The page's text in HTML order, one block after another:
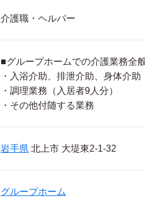
介護職・ヘルパー
■グループホームでの介護業務全
・入浴介助、排泄介助、身体介助
・調理業務（入居者9人分）
・その他付随する業務
岩手県 北上市 大堤東2-1-32
グループホーム